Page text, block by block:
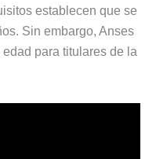
establecen que se
Sin embargo, Anses
para titulares de la